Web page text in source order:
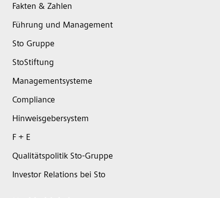
Fakten & Zahlen
Führung und Management
Sto Gruppe
StoStiftung
Managementsysteme
Compliance
Hinweisgebersystem
F + E
Qualitätspolitik Sto-Gruppe
Investor Relations bei Sto